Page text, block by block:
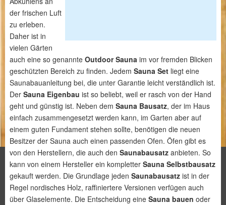
der frischen Luft
zu erleben.
Daher ist in
vielen Gärten
auch eine so genannte Outdoor Saunaim vor fremden Blicken
geschützten Bereich zu finden. Jedem Sauna Setliegt eine
Saunabauanleitung bei, die unter Garantie leicht verständlich ist.
Der Sauna Eigenbau ist so beliebt, weil er rasch von der Hand
geht und günstig ist. Neben dem Sauna Bausatz, der im Haus
einfach zusammengesetzt werden kann, im Garten aber auf
einem guten Fundament stehen sollte, benötigen die neuen
Besitzer der Sauna auch einen passenden Ofen. Öfen gibt es
von den Herstellern, die auch den Saunabausatzanbieten. So
kann von einem Hersteller ein kompletter Sauna Selbstbausatz
gekauft werden. Die Grundlage jeden Saunabausatzist in der
Regel nordisches Holz, raffiniertere Versionen verfügen auch
über Glaselemente. Die Entscheidung eine Sauna bauen oder